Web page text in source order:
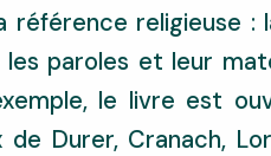
référence religieuse :
paroles et leur
le livre est
Durer, Cranach,